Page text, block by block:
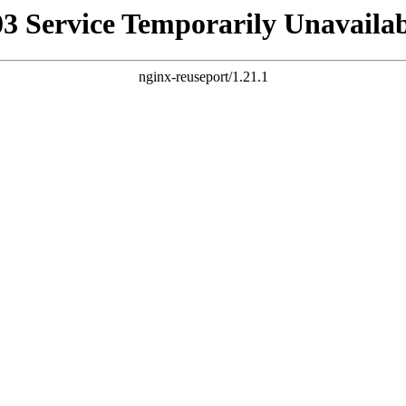
Service Temporarily
nginx-reuseport/1.21.1